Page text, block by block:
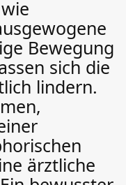
Bewegung
sich die
lindern.
ärztliche